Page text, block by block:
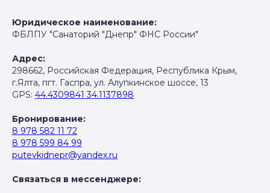
Юридическое наименование:
ФБЛПУ "Санаторий "Днепр" ФНС России"
Адрес:
298662, Российская Федерация, Республика Крым,
г.Ялта, пгт. Гаспра, ул. Алупкинское шоссе, 13
GPS: 44.4309841 34.1137898
Бронирование:
8 978 582 11 72
8 978 599 84 99
putevkidnepr@yandex.ru
Связаться в мессенджере: